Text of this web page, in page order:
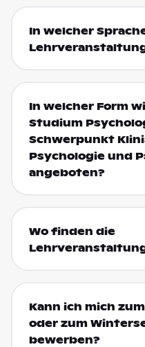
In welcher
In welcher Form
Studium
Schwerpunkt
Psychologie und
angeboten?
Wo finden die
Kann ich mich
oder zum
bewerben?